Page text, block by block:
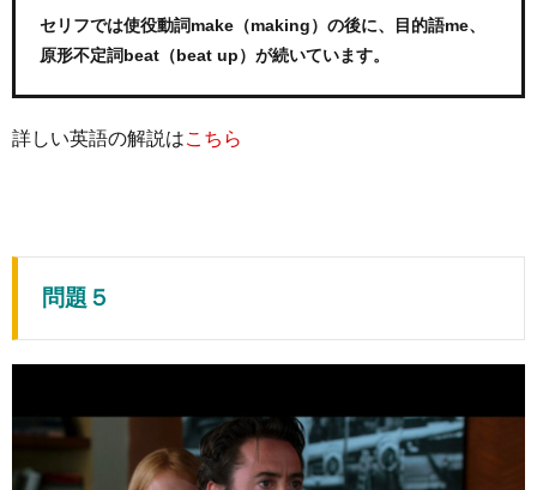
セリフでは使役動詞make（making）の後に、目的語me、
原形不定詞beat（beat up）が続いています。
詳しい英語の解説はこちら
問題５